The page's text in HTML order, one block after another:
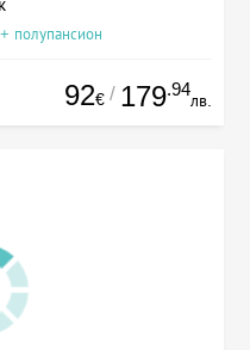
полупансион
92€ / 179.94
лв.